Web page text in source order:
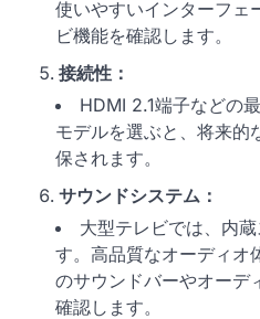
使いやすいインターフェ
ビ機能を確認します。
接続性：
HDMI 2.1端子などの
モデルを選ぶと、将来的
保されます。
サウンドシステム：
大型テレビでは、内
す。高品質なオーディオ
のサウンドバーやオーデ
確認します。